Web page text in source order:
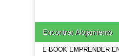
Main menu
Skip to content
Encontrar Alojamiento
E-BOOK EMPRENDER